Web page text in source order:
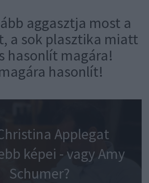
aggasztja most a
a sok plasztika miatt
hasonlít magára!
hasonlít!
Applegat
képei - vagy Amy
Schumer?